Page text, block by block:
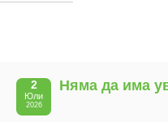
2
Юли
2026
Няма да има